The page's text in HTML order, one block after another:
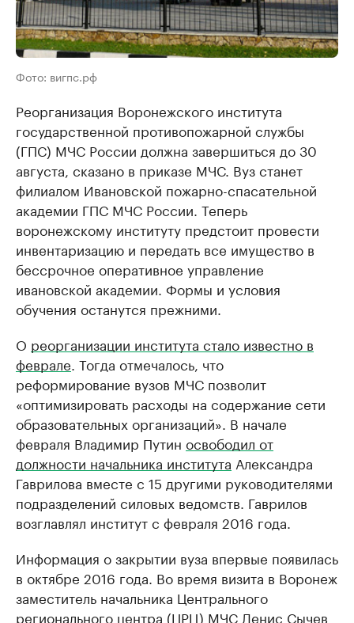
Фото: вигпс.рф
Реорганизация Воронежского института
государственной противопожарной службы
(ГПС) МЧС России должна завершиться до 30
августа, сказано в приказе МЧС. Вуз станет
филиалом Ивановской пожарно-спасательной
академии ГПС МЧС России. Теперь
воронежскому институту предстоит провести
инвентаризацию и передать все имущество в
бессрочное оперативное управление
ивановской академии. Формы и условия
обучения останутся прежними.
О реорганизации института стало известно в
феврале . Тогда отмечалось, что
реформирование вузов МЧС позволит
«оптимизировать расходы на содержание сети
образовательных организаций». В начале
февраля Владимир Путин освободил от
должности начальника института Александра
Гаврилова вместе с 15 другими руководителями
подразделений силовых ведомств. Гаврилов
возглавлял институт с февраля 2016 года.
Информация о закрытии вуза впервые появилась
в октябре 2016 года. Во время визита в Воронеж
заместитель начальника Центрального
регионального центра (ЦРЦ) МЧС Денис Сычев